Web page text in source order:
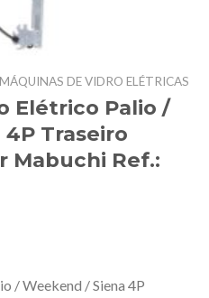
MÁQUINAS DE VIDRO ELÉTRICAS
Elétrico Palio /
Traseiro
Mabuchi Ref.:
/ Weekend / Siena 4P